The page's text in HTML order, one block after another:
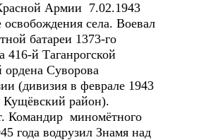
Армии 7.02.1943
освобождения села. Воевал
батареи 1373-го
416-й Таганрогской
ордена Суворова
(дивизия в феврале 1943
Кущёвский район).
Командир миномётного
года водрузил Знамя над